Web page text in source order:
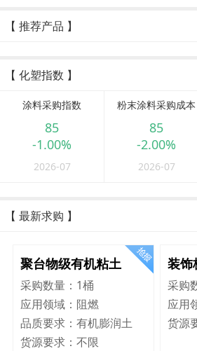
【 推荐产品 】
【 化塑指数 】
涂料采购指数
85
-1.00%
2026-07
粉末涂料采购成本
85
-2.00%
2026-07
【 最新求购 】
聚台物级有机粘土
采购数量： 1桶
应用领域： 阻燃
品质要求： 有机膨润土
货源要求： 不限
装饰
采购
应用
货源